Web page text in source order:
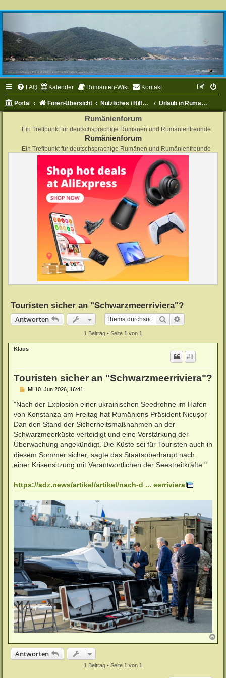
FAQ Kalender Rumänien-Wiki Kontakt
Portal Foren-Übersicht Nützliches / Hilfe zu Rumänien Urlaub in Rumänien
Rumänienforum
Ein Treffpunkt für deutschsprachige Rumänen und Rumänienfreunde
Rumänienforum
Ein Treffpunkt für deutschsprachige Rumänen und Rumänienfreunde
Touristen sicher an "Schwarzmeerriviera"?
Antworten
Suche
1 Beitrag • Seite 1 von 1
Klaus
Touristen sicher an "Schwarzmeerriviera"?
#1
B
i
g
Mi 10. Jun 2026, 16:41
"Nach der Explosion einer ukrainischen Seedrohne im Hafen
von Konstanza am Freitag hat Rumäniens Präsident Nicușor
Dan den Stand der Sicherheitsmaßnahmen an der
Schwarzmeerküste verteidigt und eine Verstärkung der
Überwachung angekündigt. Die Küste sei für Touristen auch in
diesem Sommer sicher, sagte das Staatsoberhaupt nach
einer Krisensitzung mit Verantwortlichen der Seestreitkräfte."
https://adz.news/artikel/artikel/nach-d ... eerriviera
a
Antworten
1 Beitrag • Seite 1 von 1